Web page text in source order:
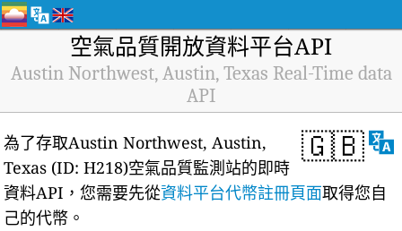
空氣品質開放資料平台API
Austin Northwest, Austin, Texas Real-Time data
API
🇬🇧
為了存取Austin Northwest, Austin,
Texas (ID: H218)空氣品質監測站的即時
資料API，您需要先從資料平台代幣註冊頁面取得您自
己的代幣。